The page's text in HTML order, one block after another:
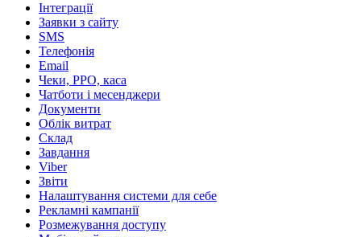
Інтеграції
Заявки з сайту
SMS
Телефонія
Email
Чеки, РРО, каса
Чатботи і месенджери
Документи
Облік витрат
Склад
Завдання
Viber
Звіти
Налаштування системи для себе
Рекламні кампанії
Розмежування доступу